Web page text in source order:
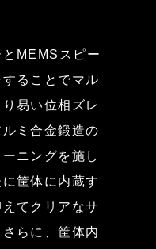
MEMSスピー
ることでマル
易い位相ズレ
ミ合金鍛造の
ニングを施し
筐体に内蔵す
てクリアなサ
らに、筐体内